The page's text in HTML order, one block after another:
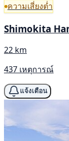
ความเสี่ยงต่ำ
Shimokita
22 km
437 เหตุการณ์
แจ้งเตือน